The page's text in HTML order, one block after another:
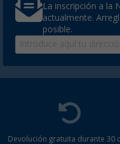
La inscripción a la
actualmente.
posible.
Devolución gratuita durante 30